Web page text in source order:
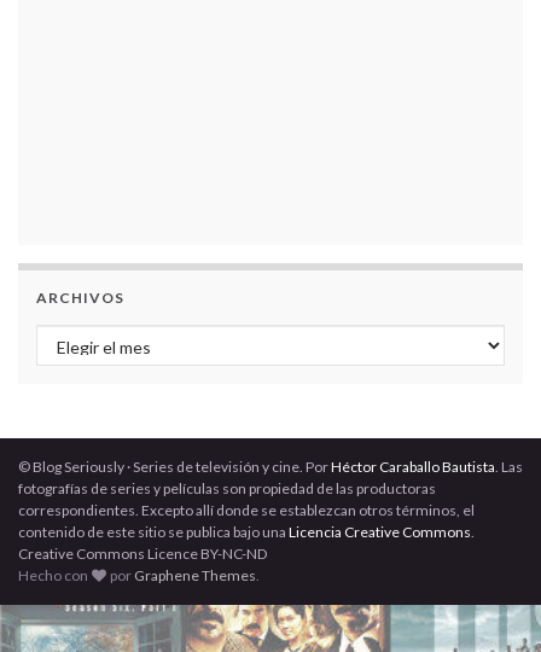
ARCHIVOS
Archivos
© Blog Seriously · Series de televisión y cine. PorHéctor Caraballo Bautista . Las
fotografías de series y películas son propiedad de las productoras
correspondientes. Excepto allí donde se establezcan otros términos, el
contenido de este sitio se publica bajo una Licencia Creative Commons
Creative Commons Licence BY-NC-ND
Hecho con
por Graphene Themes